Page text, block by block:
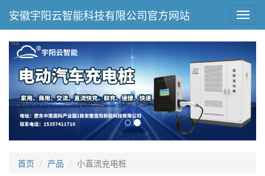
安徽宇阳云智能科技有限公司官方网站
首页 产品 小直流充电桩